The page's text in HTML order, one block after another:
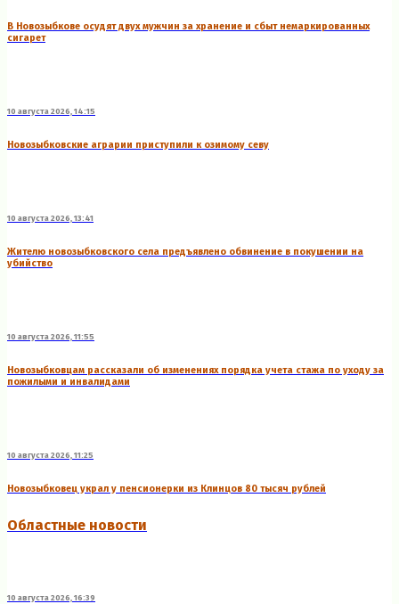
В Новозыбкове осудят двух мужчин за хранение и сбыт немаркированных
сигарет
10 августа 2026, 14:15
Новозыбковские аграрии приступили к озимому севу
10 августа 2026, 13:41
Жителю новозыбковского села предъявлено обвинение в покушении на
убийство
10 августа 2026, 11:55
Новозыбковцам рассказали об изменениях порядка учета стажа по уходу за
пожилыми и инвалидами
10 августа 2026, 11:25
Новозыбковец украл у пенсионерки из Клинцов 80 тысяч рублей
Областные новости
10 августа 2026, 16:39